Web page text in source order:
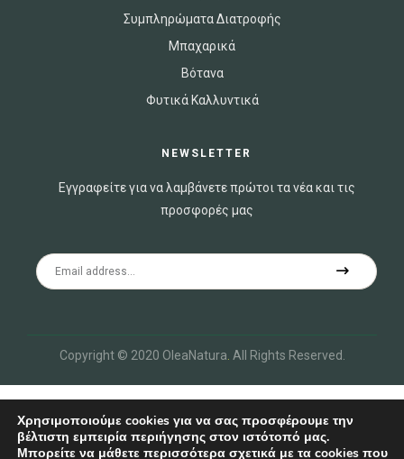
Συμπληρώματα Διατροφής
Μπαχαρικά
Βότανα
Φυτικά Καλλυντικά
NEWSLETTER
Εγγραφείτε για να λαμβάνετε πρώτοι τα νέα και τις
προσφορές μας
Copyright © 2020 OleaNatura All Rights Reserved.
Χρησιμοποιούμε cookies για να σας προσφέρουμε την
βέλτιστη εμπειρία περιήγησης στον ιστότοπό μας.
Μπορείτε να μάθετε περισσότερα σχετικά με τα cookies που